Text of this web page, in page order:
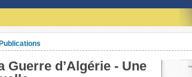
Publications
Guerre d’Algérie - Une